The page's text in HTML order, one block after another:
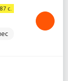
c.